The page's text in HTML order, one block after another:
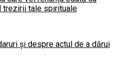
trezirii tale spirituale
și despre actul de a dărui